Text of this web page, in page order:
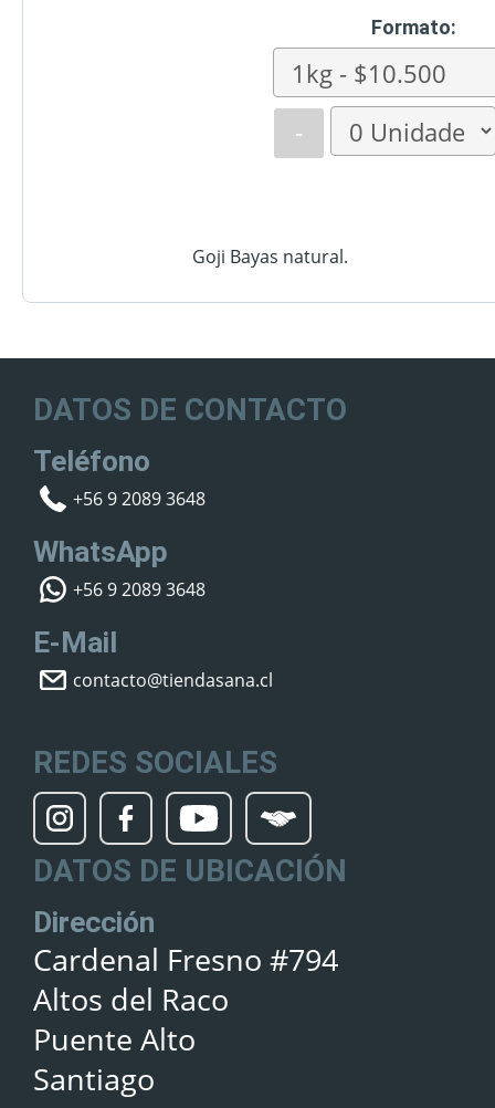
Formato:
-
Goji Bayas natural.
DATOS DE CONTACTO
Teléfono
+56 9 2089 3648
WhatsApp
+56 9 2089 3648
E-Mail
contacto@tiendasana.cl
REDES SOCIALES
DATOS DE UBICACIÓN
Dirección
Cardenal Fresno #794
Altos del Raco
Puente Alto
Santiago